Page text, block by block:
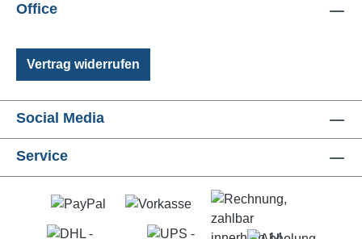
Office
Vertrag widerrufen
Social Media
Service